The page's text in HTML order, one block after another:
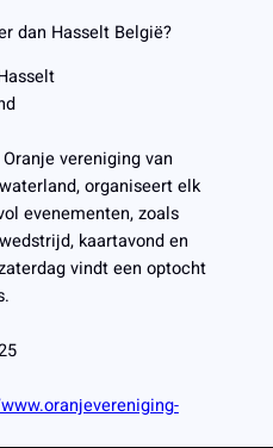
dan Hasselt België?
Oranje vereniging van
organiseert elk
evenementen, zoals
kaartavond en
vindt een optocht